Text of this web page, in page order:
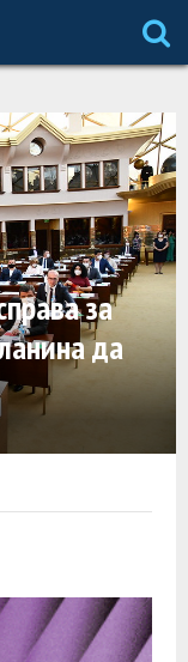
за
да